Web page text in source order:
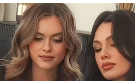
díszítettek. Kis kivágással,